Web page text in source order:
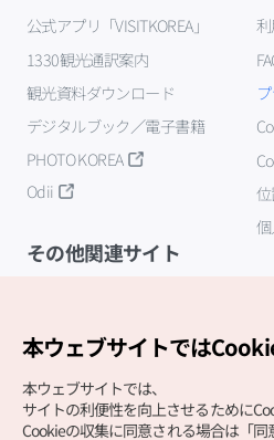
公式アプリ「VISITKOREA」
1330観光通訳案内
観光資料ダウンロード
デジタルブック／電子書籍
PHOTO KOREA
Odii
その他関連サイト
本ウェブサイトでは
本ウェブサイトでは、
サイトの利便性を向上させるために
Cookieの収集に同意される場合は「同